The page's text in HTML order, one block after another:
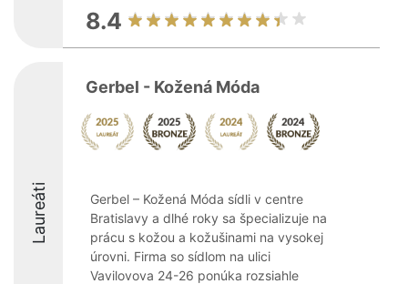
8.4
Laureáti
Gerbel - Kožená Móda
Gerbel – Kožená Móda sídli v centre
Bratislavy a dlhé roky sa špecializuje na
prácu s kožou a kožušinami na vysokej
úrovni. Firma so sídlom na ulici
Vavilovova 24-26 ponúka rozsiahle